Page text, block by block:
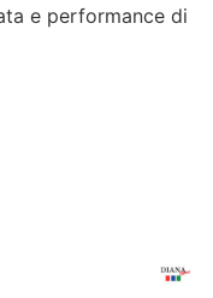
e performance di